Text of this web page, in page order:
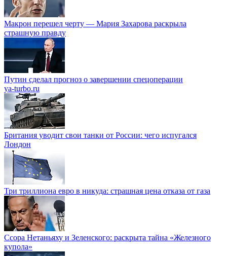
Макрон перешел черту — Мария Захарова раскрыла
страшную правду
Путин сделал прогноз о завершении спецоперации
ya-turbo.ru
Британия уводит свои танки от России: чего испугался
Лондон
Три триллиона евро в никуда: страшная цена отказа от газа
Ссора Нетаньяху и Зеленского: раскрыта тайна «Железного
купола»